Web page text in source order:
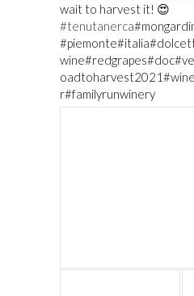
wait to harvest it! 😍
#tenutanerca
r#familyrunwinery